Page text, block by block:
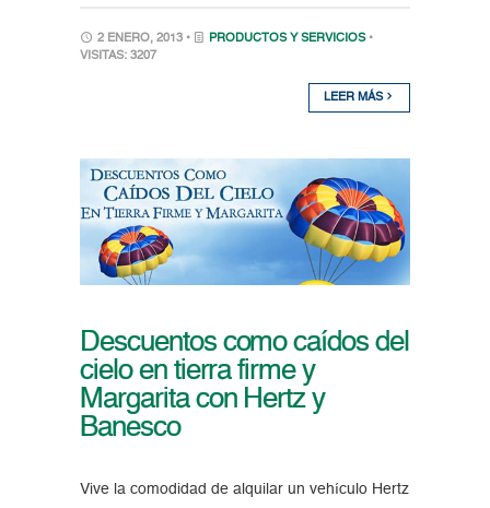
2 ENERO, 2013 • PRODUCTOS Y SERVICIOS •
VISITAS: 3207
LEER MÁS
Descuentos como caídos del
cielo en tierra firme y
Margarita con Hertz y
Banesco
Vive la comodidad de alquilar un vehículo Hertz